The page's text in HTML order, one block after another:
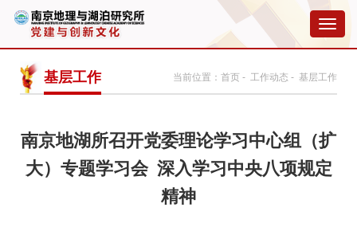
切
换
航
基层工作 当前位置： 首页 - 工作动态 - 基层工作
南京地湖所召开党委理论学习中心组（扩
大）专题学习会 深入学习中央八项规定
精神